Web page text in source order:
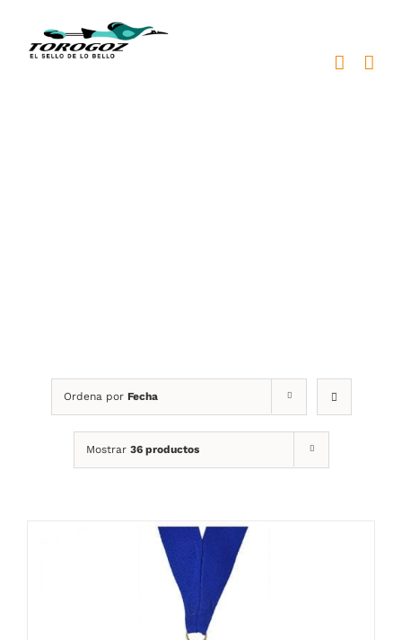
contenido
Ordena por Fecha
Mostrar 36 productos